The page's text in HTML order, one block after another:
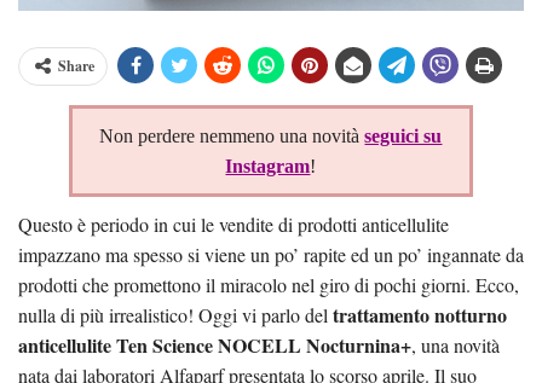
Share
Non perdere nemmeno una novitàseguici su
Instagram!
Questo è periodo in cui le vendite di prodotti anticellulite
impazzano ma spesso si viene un po’ rapite ed un po’ ingannate da
prodotti che promettono il miracolo nel giro di pochi giorni. Ecco,
nulla di più irrealistico! Oggi vi parlo del trattamento notturno
anticellulite Ten Science NOCELL Nocturnina+, una novità
nata dai laboratori Alfaparf presentata lo scorso aprile. Il suo